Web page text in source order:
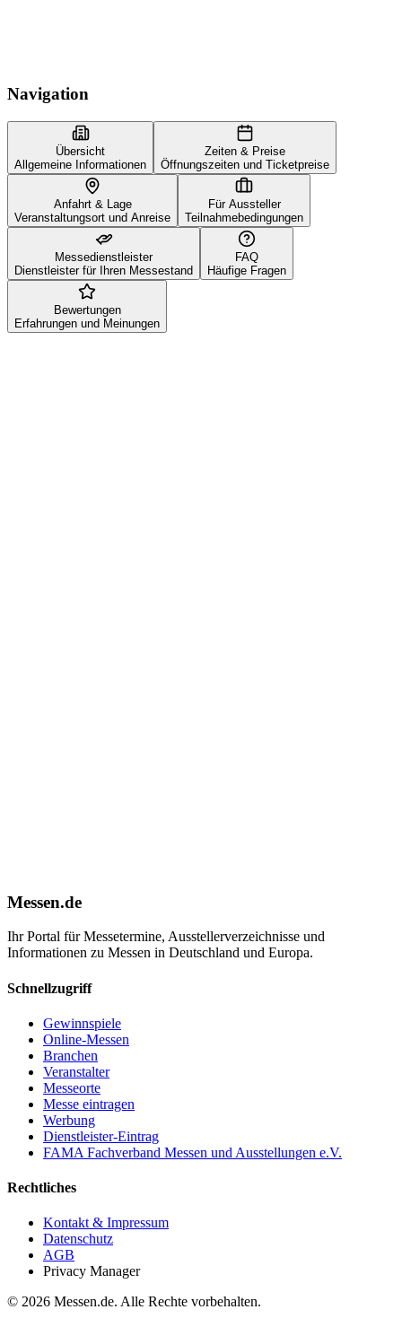
Navigation
Übersicht
Allgemeine Informationen
Zeiten & Preise
Öffnungszeiten und Ticketpreise
Anfahrt & Lage
Veranstaltungsort und Anreise
Für Aussteller
Teilnahmebedingungen
Messedienstleister
Dienstleister für Ihren Messestand
FAQ
Häufige Fragen
Bewertungen
Erfahrungen und Meinungen
Messen.de
Ihr Portal für Messetermine, Ausstellerverzeichnisse und
Informationen zu Messen in Deutschland und Europa.
Schnellzugriff
Gewinnspiele
Online-Messen
Branchen
Veranstalter
Messeorte
Messe eintragen
Werbung
Dienstleister-Eintrag
FAMA Fachverband Messen und Ausstellungen e.V.
Rechtliches
Kontakt & Impressum
Datenschutz
AGB
Privacy Manager
© 2026 Messen.de. Alle Rechte vorbehalten.